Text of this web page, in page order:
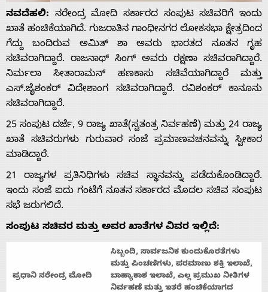
ನವದೆಹಲಿ: ನರೇಂದ್ರ ಮೋದಿ ಸರ್ಕಾರದ ಸಂಪುಟ ಸಚಿವರಿಗೆ ಇಂದು
ಖಾತೆ ಹಂಚಿಕೆಯಾಗಿದೆ. ಗುಜರಾತಿನ ಗಾಂಧೀನಗರ ಲೋಕಸಭಾ ಕ್ಷೇತ್ರದಿಂದ
ಗೆದ್ದು ಬಂದಿರುವ ಅಮಿತ್ ಶಾ ಅವರು ಭಾರತದ ನೂತನ ಗೃಹ
ಸಚಿವರಾಗಿದ್ದಾರೆ. ರಾಜನಾಥ್ ಸಿಂಗ್ ಅವರು ರಕ್ಷಣಾ ಸಚಿವರಾಗಿದ್ದಾರೆ.
ನಿರ್ಮಲಾ ಸೀತಾರಾಮನ್ ಹಣಕಾಸು ಸಚಿವೆಯಾಗಿದ್ದಾರೆ ಮತ್ತು
ಎಸ್.ಜೈಶಂಕರ್ ವಿದೇಶಾಂಗ ಸಚಿವರಾಗಿದ್ದಾರೆ. ರವಿಶಂಕರ್ ಕಾನೂನು
ಸಚಿವರಾಗಿದ್ದಾರೆ.
25 ಸಂಪುಟ ದರ್ಜೆ, 9 ರಾಜ್ಯ ಖಾತೆ(ಸ್ವತಂತ್ರ ನಿರ್ವಹಣೆ) ಮತ್ತು 24 ರಾಜ್ಯ
ಖಾತೆ ಸಚಿವರುಗಳು ಗುರುವಾರ ಸಂಜೆ ಪ್ರಮಾಣವಚನವನ್ನು ಸ್ವೀಕಾರ
ಮಾಡಿದ್ದಾರೆ.
21 ರಾಜ್ಯಗಳ ಪ್ರತಿನಿಧಿಗಳು ಸಚಿವ ಸ್ಥಾನವನ್ನು ಪಡೆದುಕೊಂಡಿದ್ದಾರೆ.
ಇಂದು ಸಂಜೆ ಐದು ಗಂಟೆಗೆ ನೂತನ ಸರ್ಕಾರದ ಮೊದಲ ಸಚಿವ ಸಂಪುಟ
ಸಭೆ ಜರುಗಲಿದೆ.
ಸಂಪುಟ ಸಚಿವರ ಮತ್ತು ಅವರ ಖಾತೆಗಳ ವಿವರ ಇಲ್ಲಿದೆ:
ಪ್ರಧಾನಿ ನರೇಂದ್ರ ಮೋದಿ
ಸಿಬ್ಬಂದಿ, ಸಾರ್ವಜನಿಕ ಕುಂದುಕೊರತೆಗಳು
ಮತ್ತು ಪಿಂಚಣಿಗಳು, ಪರಮಾಣು ಶಕ್ತಿ ಇಲಾಖೆ,
ಬಾಹ್ಯಾಕಾಶ ಇಲಾಖೆ, ಎಲ್ಲ ಪ್ರಮುಖ ನೀತಿಗಳ
ನಿರ್ವಹಣೆ ಮತ್ತು ಇತರೆ ಹಂಚಿಕೆಯಾಗದ